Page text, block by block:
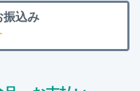
振込み